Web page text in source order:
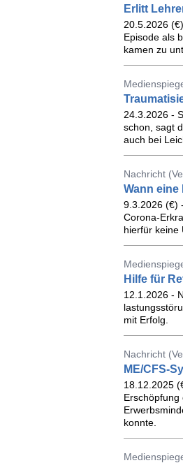
Erlitt
20.5.2026
Episode als
kamen zu
24.3.2026 -
schon, sagt
auch bei
Nachricht
Wann
9.3.2026 (€)
Corona-
hierfür keine
Hilfe für
12.1.2026 -
mit Er­folg.
Nachricht
ME/CFS-
18.12.2025
Erschöpfung
konnte.